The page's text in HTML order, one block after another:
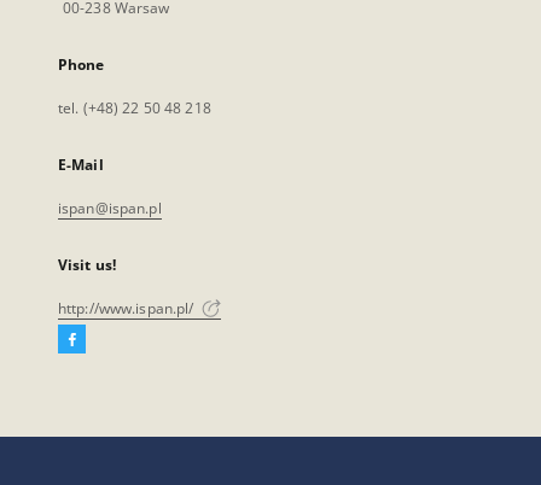
00-238 Warsaw
Phone
tel. (+48) 22 50 48 218
E-Mail
ispan@ispan.pl
Visit us!
http://www.ispan.pl/
Facebook
open